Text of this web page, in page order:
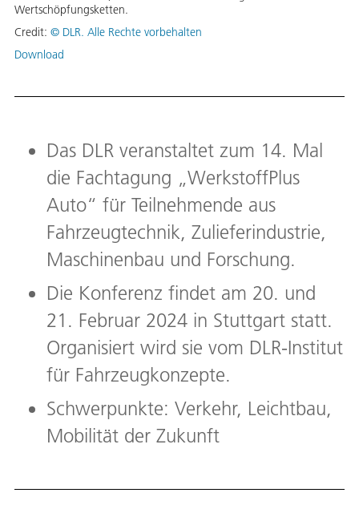
Wertschöpfungsketten.
Credit: © DLR. Alle Rechte vorbehalten
Download
Das DLR veranstaltet zum 14. Mal
die Fachtagung „WerkstoffPlus
Auto“ für Teilnehmende aus
Fahrzeugtechnik, Zulieferindustrie,
Maschinenbau und Forschung.
Die Konferenz findet am 20. und
21. Februar 2024 in Stuttgart statt.
Organisiert wird sie vom DLR-Institut
für Fahrzeugkonzepte.
Schwerpunkte: Verkehr, Leichtbau,
Mobilität der Zukunft